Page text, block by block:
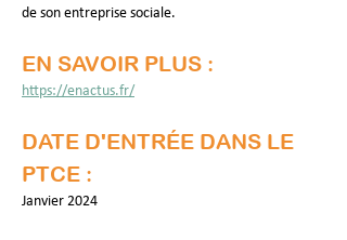
de son entreprise sociale.
EN SAVOIR PLUS :
https://enactus.fr/
DATE D'ENTRÉE DANS LE
PTCE :
Janvier 2024